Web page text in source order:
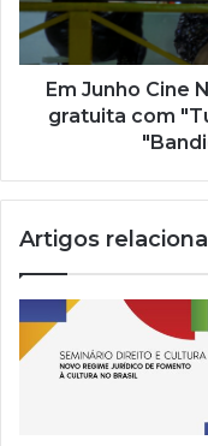
Em Junho Cine
gratuita com
Artigos